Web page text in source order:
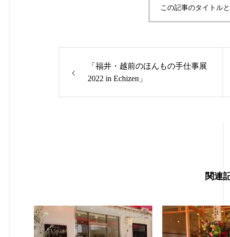
この記事のタイトル
「福井・越前のほんもの手仕事展
2022 in Echizen」
関連